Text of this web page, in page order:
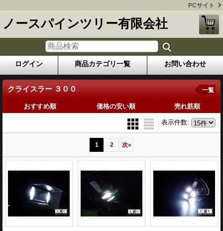
PCサイト
ノースパインツリー有限会社
ログイン 商品カテゴリ一覧 お問い合わせ
クライスラー ３００ 一覧
おすすめ順 価格の安い順 売れ筋順
表示件数:
1 2 次»